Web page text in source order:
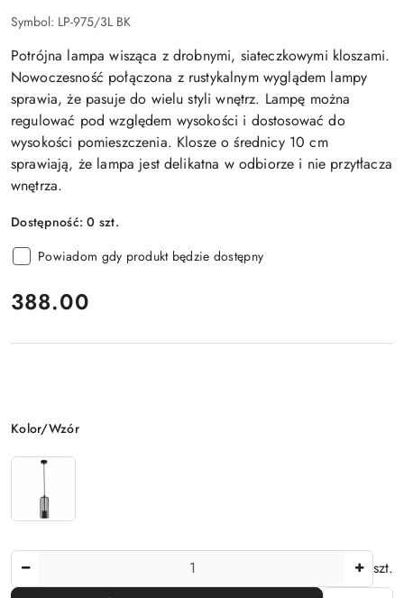
Symbol: LP-975/3L BK
Potrójna lampa wisząca z drobnymi, siateczkowymi kloszami.
Nowoczesność połączona z rustykalnym wyglądem lampy
sprawia, że pasuje do wielu styli wnętrz. Lampę można
regulować pod względem wysokości i dostosować do
wysokości pomieszczenia. Klosze o średnicy 10 cm
sprawiają, że lampa jest delikatna w odbiorze i nie przytłacza
wnętrza.
Dostępność:0 szt.
Powiadom gdy produkt będzie dostępny
cena:
388.00
Wariant
Kolor/Wzór
szt.